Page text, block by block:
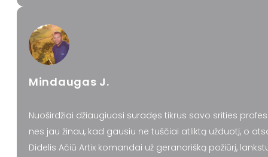
Mindaugas J.
Nuoširdžiai džiaugiuosi suradęs tikrus savo srities
nes jau žinau, kad gausiu ne tuščiai atliktą užduotį, o
Didelis Ačiū Artix komandai už geranorišką požiūrį,